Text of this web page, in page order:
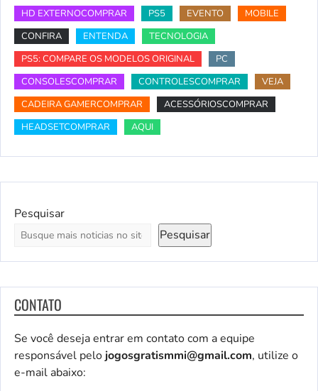
HD EXTERNOCOMPRAR
PS5 EVENTO
MOBILE
CONFIRA
ENTENDA
TECNOLOGIA
PS5: COMPARE OS MODELOS ORIGINAL
PC
CONSOLESCOMPRAR
CONTROLESCOMPRAR
VEJA
CADEIRA GAMERCOMPRAR
ACESSÓRIOSCOMPRAR
HEADSETCOMPRAR
AQUI
Pesquisar
Pesquisar
CONTATO
Se você deseja entrar em contato com a equipe
responsável pelo jogosgratismmi@gmail.com, utilize o
e-mail abaixo: